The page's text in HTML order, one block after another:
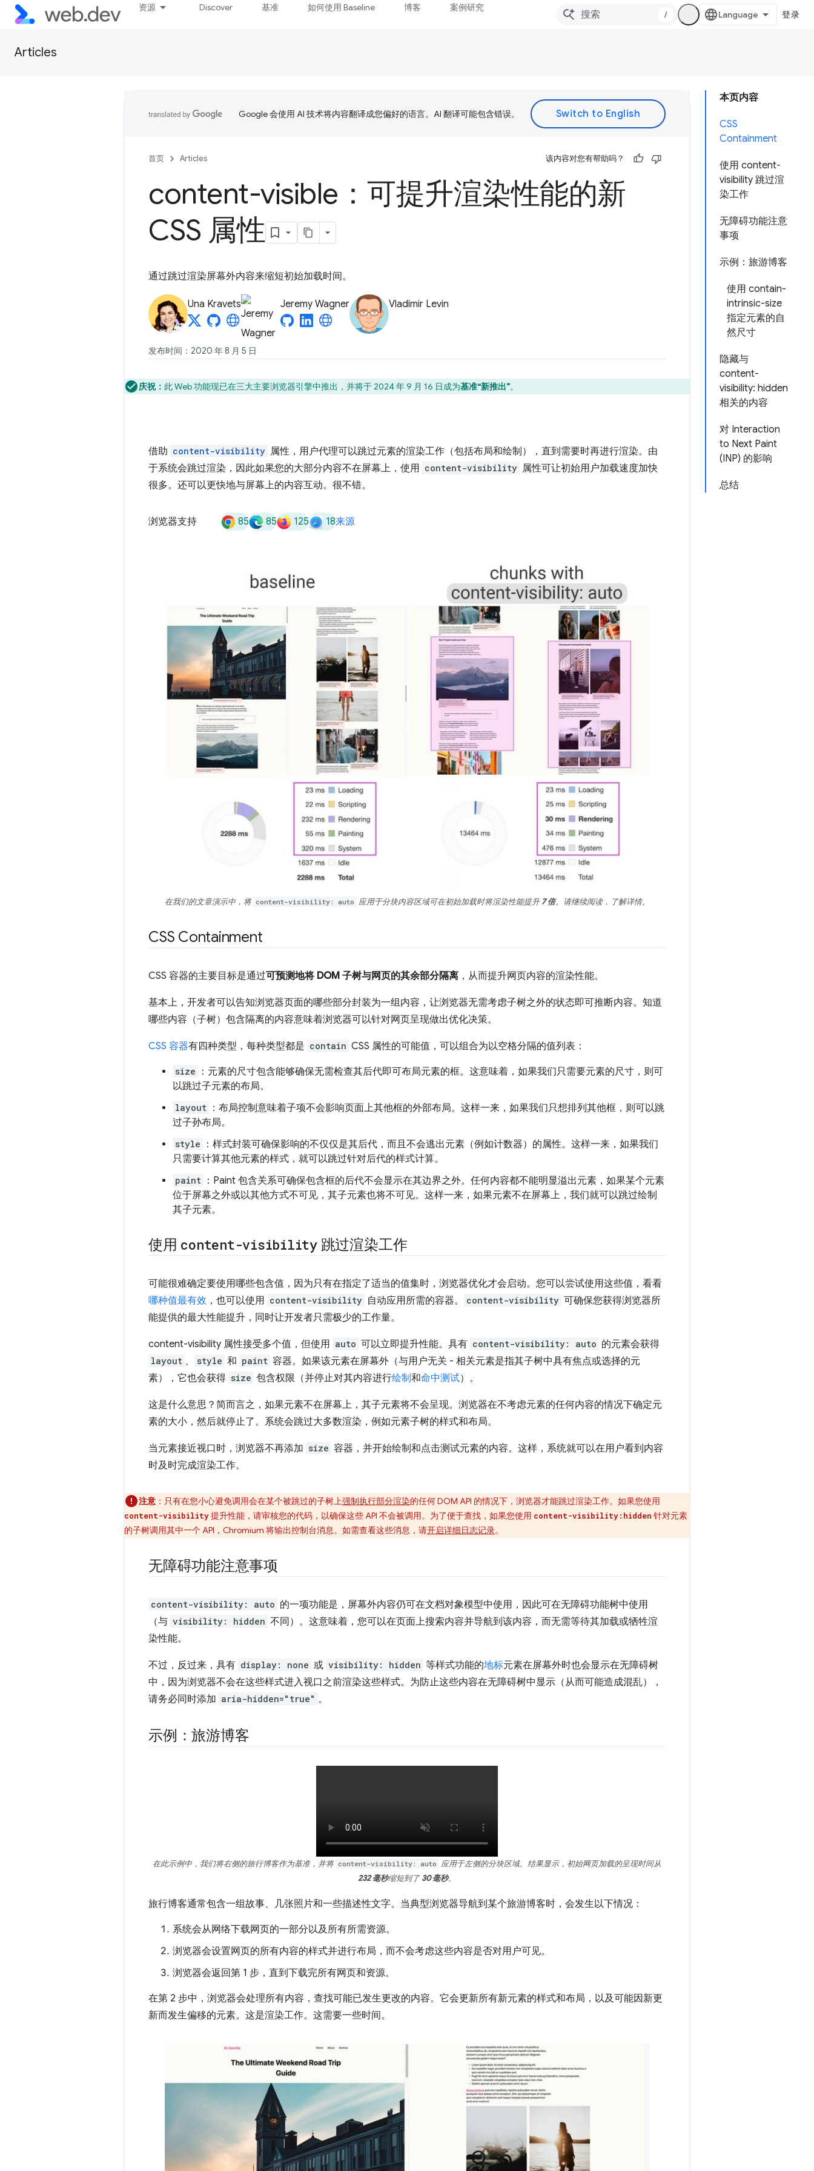
资源 Discover 基准 如何使用 Baseline 博客 案例研究
/ 登录
Articles
本页内容
CSS
Containment
使用 content-
visibility 跳过渲
染工作
无障碍功能注意
事项
示例：旅游博客
使用 contain-
intrinsic-size
指定元素的自
然尺寸
隐藏与
content-
visibility: hidden
相关的内容
对 Interaction
to Next Paint
(INP) 的影响
总结
Google 会使用 AI 技术将内容翻译成您偏好的语言。AI 翻译可能包含错误。
首页 Articles 该内容对您有帮助吗？
content-visible：可提升渲染性能的新
CSS 属性
通过跳过渲染屏幕外内容来缩短初始加载时间。
Una Kravets Jeremy Wagner Vladimir Levin
发布时间：2020 年 8 月 5 日
庆祝： 此 Web 功能现已在三大主要浏览器引擎中推出，并将于 2024 年 9 月 16 日成为基准“新推出”。
借助 content-visibility 属性，用户代理可以跳过元素的渲染工作（包括布局和绘制），直到需要时再进行渲染。由
于系统会跳过渲染，因此如果您的大部分内容不在屏幕上，使用 content-visibility 属性可让初始用户加载速度加快
很多。还可以更快地与屏幕上的内容互动。很不错。
浏览器支持 85 85 125 18来源
在我们的文章演示中，将 content-visibility: auto 应用于分块内容区域可在初始加载时将渲染性能提升7 倍。请继续阅读，了解详情。
CSS Containment
CSS 容器的主要目标是通过可预测地将 DOM 子树与网页的其余部分隔离 ，从而提升网页内容的渲染性能。
基本上，开发者可以告知浏览器页面的哪些部分封装为一组内容，让浏览器无需考虑子树之外的状态即可推断内容。知道
哪些内容（子树）包含隔离的内容意味着浏览器可以针对网页呈现做出优化决策。
CSS 容器有四种类型，每种类型都是 contain CSS 属性的可能值，可以组合为以空格分隔的值列表：
size
：元素的尺寸包含能够确保无需检查其后代即可布局元素的框。这意味着，如果我们只需要元素的尺寸，则可
以跳过子元素的布局。
layout ：布局控制意味着子项不会影响页面上其他框的外部布局。这样一来，如果我们只想排列其他框，则可以跳
过子孙布局。
style
：样式封装可确保影响的不仅仅是其后代，而且不会逃出元素（例如计数器）的属性。这样一来，如果我们
只需要计算其他元素的样式，就可以跳过针对后代的样式计算。
paint ：Paint 包含关系可确保包含框的后代不会显示在其边界之外。任何内容都不能明显溢出元素，如果某个元素
位于屏幕之外或以其他方式不可见，其子元素也将不可见。这样一来，如果元素不在屏幕上，我们就可以跳过绘制
其子元素。
使用 content-visibility跳过渲染工作
可能很难确定要使用哪些包含值，因为只有在指定了适当的值集时，浏览器优化才会启动。您可以尝试使用这些值，看看
哪种值最有效 ，也可以使用 content-visibility 自动应用所需的容器。 content-visibility 可确保您获得浏览器所
能提供的最大性能提升，同时让开发者只需极少的工作量。
content-visibility 属性接受多个值，但使用 auto 可以立即提升性能。具有 content-visibility: auto 的元素会获得
layout 、 style 和 paint 容器。如果该元素在屏幕外（与用户无关 - 相关元素是指其子树中具有焦点或选择的元
素），它也会获得 size 包含权限（并停止对其内容进行绘制和命中测试）。
这是什么意思？简而言之，如果元素不在屏幕上，其子元素将不会呈现。浏览器在不考虑元素的任何内容的情况下确定元
素的大小，然后就停止了。系统会跳过大多数渲染，例如元素子树的样式和布局。
当元素接近视口时，浏览器不再添加 size 容器，并开始绘制和点击测试元素的内容。这样，系统就可以在用户看到内容
时及时完成渲染工作。
注意 ：只有在您小心避免调用会在某个被跳过的子树上强制执行部分渲染的任何 DOM API 的情况下，浏览器才能跳过渲染工作。如果您使用
content-visibility提升性能，请审核您的代码，以确保这些 API 不会被调用。为了便于查找，如果您使用 content-visibility:hidden 针对元素
的子树调用其中一个 API，Chromium 将输出控制台消息。如需查看这些消息，请开启详细日志记录。
无障碍功能注意事项
content-visibility: auto 的一项功能是，屏幕外内容仍可在文档对象模型中使用，因此可在无障碍功能树中使用
（与 visibility: hidden 不同）。这意味着，您可以在页面上搜索内容并导航到该内容，而无需等待其加载或牺牲渲
染性能。
不过，反过来，具有 display: none 或 visibility: hidden 等样式功能的地标元素在屏幕外时也会显示在无障碍树
中，因为浏览器不会在这些样式进入视口之前渲染这些样式。为防止这些内容在无障碍树中显示（从而可能造成混乱），
请务必同时添加 aria-hidden="true" 。
示例：旅游博客
在此示例中，我们将右侧的旅行博客作为基准，并将 content-visibility: auto 应用于左侧的分块区域。结果显示，初始网页加载的呈现时间从
232 毫秒缩短到了 30 毫秒。
旅行博客通常包含一组故事、几张照片和一些描述性文字。当典型浏览器导航到某个旅游博客时，会发生以下情况：
系统会从网络下载网页的一部分以及所有所需资源。
浏览器会设置网页的所有内容的样式并进行布局，而不会考虑这些内容是否对用户可见。
浏览器会返回第 1 步，直到下载完所有网页和资源。
在第 2 步中，浏览器会处理所有内容，查找可能已发生更改的内容。它会更新所有新元素的样式和布局，以及可能因新更
新而发生偏移的元素。这是渲染工作。这需要一些时间。